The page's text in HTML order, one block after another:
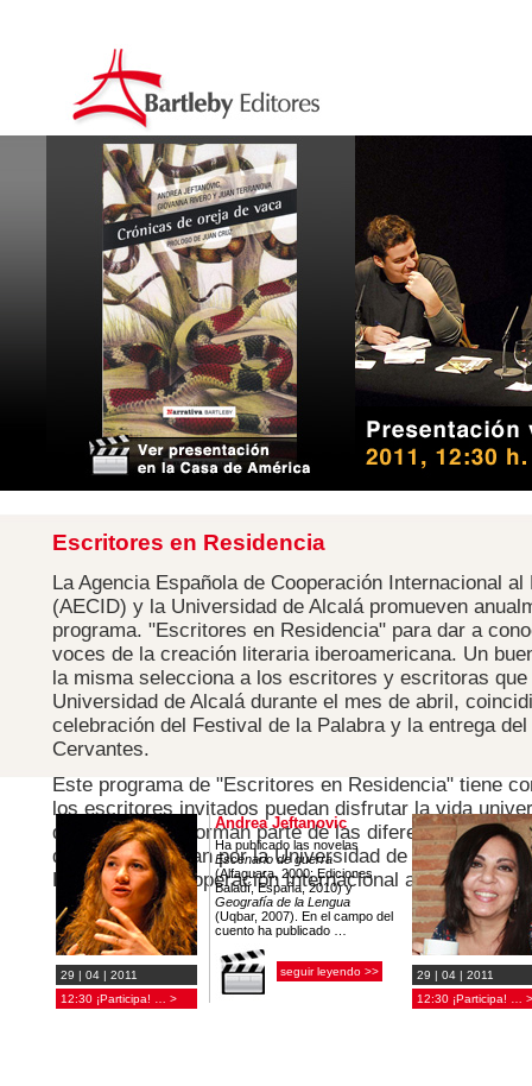
Escritores en Residencia
La Agencia Española de Cooperación Internacional al
(AECID) y la Universidad de Alcalá promueven
programa. "Escritores en Residencia" para dar a
voces de la creación literaria iberoamericana. Un
la misma selecciona a los escritores y escritoras
Universidad de Alcalá durante el mes de abril,
celebración del Festival de la Palabra y la entrega
Cervantes.
Este programa de "Escritores en Residencia" tiene
los escritores invitados puedan disfrutar la vida
que escriben y forman parte de las diferentes
que se programan por la Universidad de Alcalá y por
Española de Cooperación Internacional al Desarrollo
29 | 04 | 2011
12:30 ¡Participa! … >
Andrea Jeftanovic
Ha publicado las novelas
Escenario de guerra
(Alfaguara, 2000; Ediciones
Baladí, España, 2010) y
Geografía de la Lengua
(Uqbar, 2007). En el campo del
cuento ha publicado …
seguir leyendo >>
29 | 04 | 2011
12:30 ¡Participa! … >